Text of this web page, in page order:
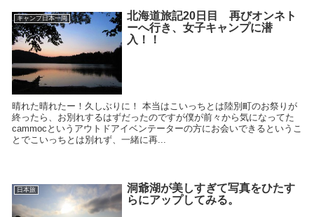
キャンプ日本一周
北海道旅記20日目 再びオンネト
ーへ行き、女子キャンプに潜
入！！
晴れた晴れたー！久しぶりに！ 本当はこいっちとは陸別町のお祭りが
終ったら、お別れするはずだったのですが僕が前々から気になってた
cammocというアウトドアイベンテーターの方にお会いできるというこ
とでこいっちとは別れず、一緒に再...
日本旅
洞爺湖が美しすぎて写真をひたす
らにアップしてみる。